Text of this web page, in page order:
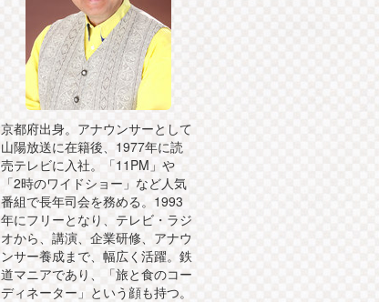
京都府出身。アナウンサーとして
山陽放送に在籍後、1977年に読
売テレビに入社。「11PM」や
「2時のワイドショー」など人気
番組で長年司会を務める。1993
年にフリーとなり、テレビ・ラジ
オから、講演、企業研修、アナウ
ンサー養成まで、幅広く活躍。鉄
道マニアであり、「旅と食のコー
ディネーター」という顔も持つ。